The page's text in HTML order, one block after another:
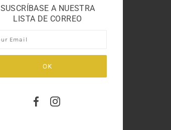
SUSCRÍBASE A NUESTRA
LISTA DE CORREO